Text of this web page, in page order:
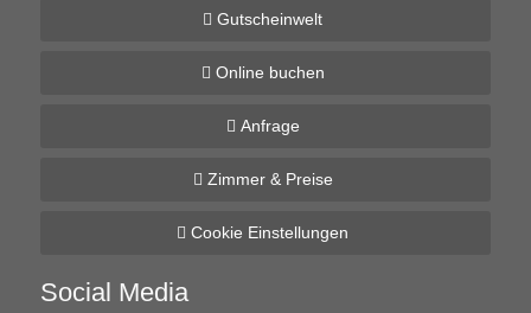
Gutscheinwelt
Online buchen
Anfrage
Zimmer & Preise
Cookie Einstellungen
Social Media